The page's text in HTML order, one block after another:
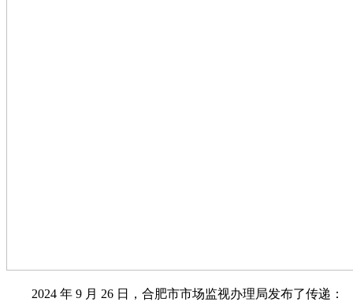
2024 年 9 月 26 日，合肥市市场监视办理局发布了传递：